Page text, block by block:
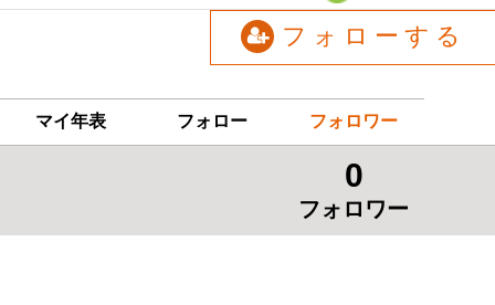
フォローする
マイ年表 フォロー フォロワー
0
フォロワー